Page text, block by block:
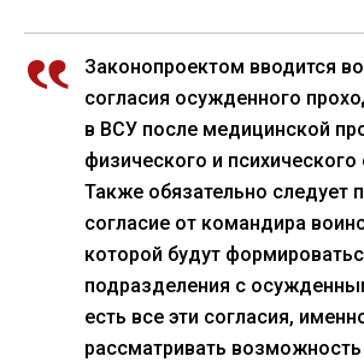
Законопроектом вводится
согласия осужденного
в ВСУ после медицинской
физического и психического
Также обязательно следует
согласие от командира
которой будут
подразделения с
есть все эти согласия,
рассматривать